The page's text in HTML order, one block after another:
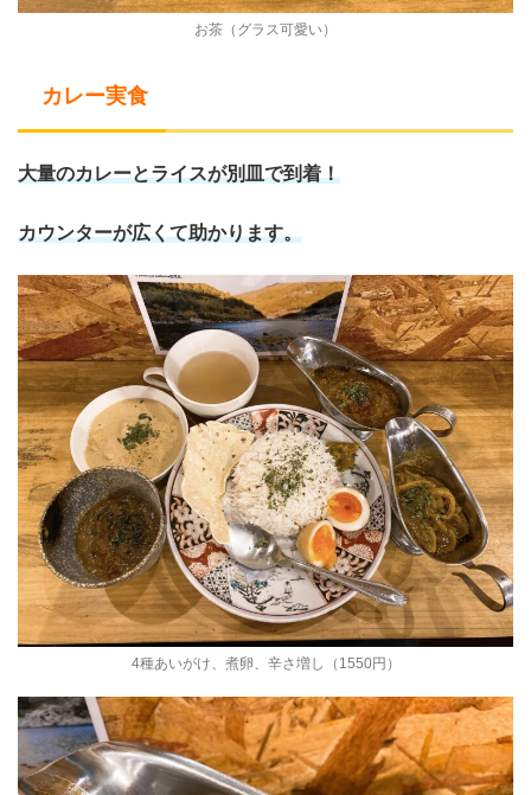
お茶（グラス可愛い）
カレー実食
大量のカレーとライスが別皿で到着！
カウンターが広くて助かります。
4種あいがけ、煮卵、辛さ増し（1550円）